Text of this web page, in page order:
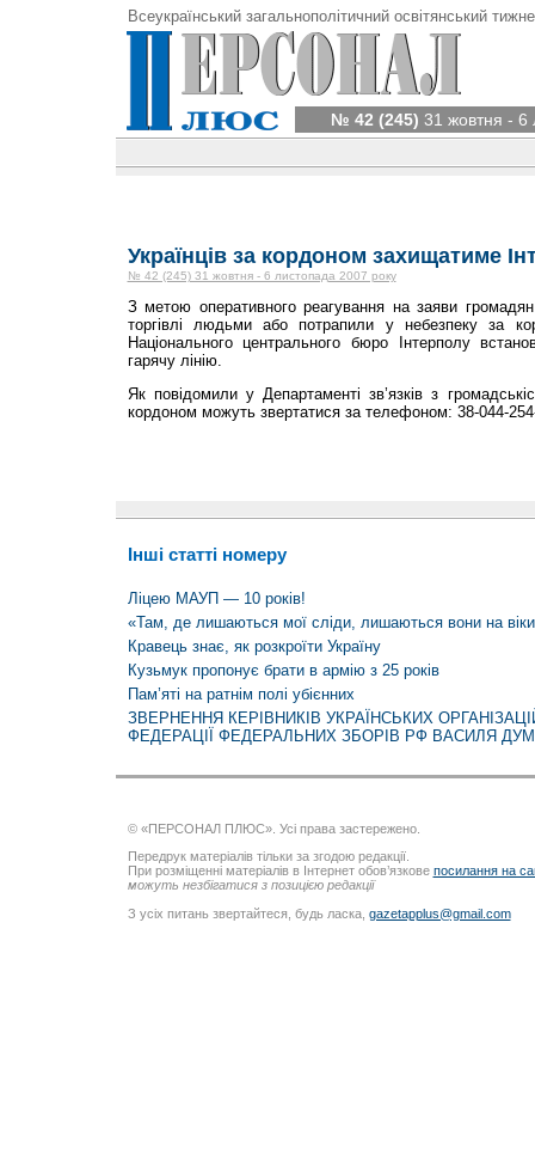
Всеукраїнський загальнополітичний освітянський
№ 42 (245) 31 жовтня - 6
Українців за кордоном захищатиме
№ 42 (245) 31 жовтня - 6 листопада 2007 року
З метою оперативного реагування на заяви
торгівлі людьми або потрапили у небезпеку за
Національного центрального бюро Інтерполу
гарячу лінію.
Як повідомили у Департаменті зв’язків з
кордоном можуть звертатися за телефоном: 38-044-
Інші статті номеру
Ліцею МАУП — 10 років!
«Там, де лишаються мої сліди, лишаються вони на
Кравець знає, як розкроїти Україну
Кузьмук пропонує брати в армію з 25 років
Пам’яті на ратнім полі убієнних
ЗВЕРНЕННЯ КЕРІВНИКІВ УКРАЇНСЬКИХ
ФЕДЕРАЦІЇ ФЕДЕРАЛЬНИХ ЗБОРІВ РФ ВАСИЛЯ
© «ПЕРСОНАЛ ПЛЮС». Усі права застережено.
Передрук матеріалів тільки за згодою редакції.
При розміщенні матеріалів в Інтернет обов’язкове посилання на
можуть незбігатися з позицією редакції
З усіх питань звертайтеся, будь ласка, gazetapplus@gmail.com